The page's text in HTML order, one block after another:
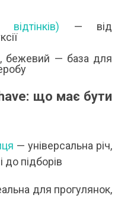
— від
, бежевий — база для
що має бути
— універсальна річ,
до підборів
для прогулянок,